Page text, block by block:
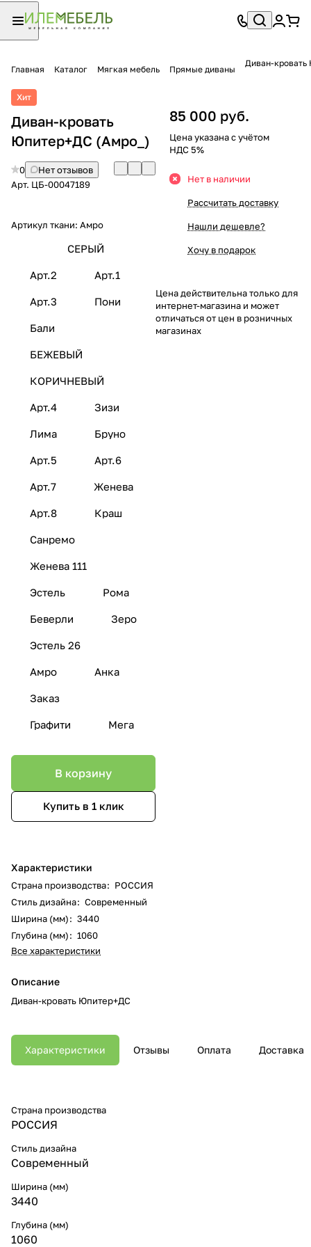
Главная Каталог Мягкая мебель Прямые диваны
Диван-
Хит
Диван-кровать
Юпитер+ДС (Амро_)
0
Нет отзывов
Арт. ЦБ-00047189
Артикул ткани: Амро
СЕРЫЙ
Арт.2 Арт.1
Арт.3 Пони
Бали
БЕЖЕВЫЙ
КОРИЧНЕВЫЙ
Арт.4 Зизи
Лима Бруно
Арт.5 Арт.6
Арт.7 Женева
Арт.8 Краш
Санремо
Женева 111
Эстель Рома
Беверли Зеро
Эстель 26
Амро Анка
Заказ
Графити Мега
В корзину
Купить в 1 клик
Характеристики
Страна производства: РОССИЯ
Стиль дизайна: Современный
Ширина (мм): 3440
Глубина (мм): 1060
Все характеристики
Описание
Диван-кровать Юпитер+ДС
85 000 руб.
Цена указана с учётом
НДС 5%
Нет в наличии
Рассчитать доставку
Нашли дешевле?
Хочу в подарок
Цена действительна только для
интернет-магазина и может
отличаться от цен в розничных
магазинах
Характеристики Отзывы Оплата Доставка
Страна производства
РОССИЯ
Стиль дизайна
Современный
Ширина (мм)
3440
Глубина (мм)
1060